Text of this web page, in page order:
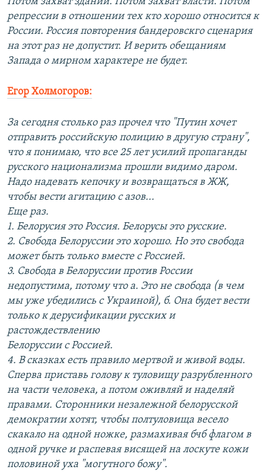
репрессии в отношении тех кто хорошо относится к
России. Россия повторения бандеровскго сценария
на этот раз не допустит. И верить обещаниям
Запада о мирном характере не будет.
Егор Холмогоров:
За сегодня столько раз прочел что "Путин хочет
отправить российскую полицию в другую страну",
что я понимаю, что все 25 лет усилий пропаганды
русского национализма прошли видимо даром.
Надо надевать кепочку и возвращаться в ЖЖ,
чтобы вести агитацию с азов...
Еще раз.
1. Белорусия это Россия. Белорусы это русские.
2. Свобода Белоруссии это хорошо. Но это свобода
может быть только вместе с Россией.
3. Свобода в Белоруссии против России
недопустима, потому что а. Это не свобода (в чем
мы уже убедились с Украиной), б. Она будет вести
только к дерусификации русских и
растождествлению
Белоруссии с Россией.
4. В сказках есть правило мертвой и живой воды.
Сперва приставь голову к туловищу разрубленного
на части человека, а потом оживляй и наделяй
правами. Сторонники незалежной белорусской
демократии хотят, чтобы полтуловища весело
скакало на одной ножке, размахивая бчб флагом в
одной ручке и распевая висящей на лоскуте кожи
половиной уха "могутного божу".